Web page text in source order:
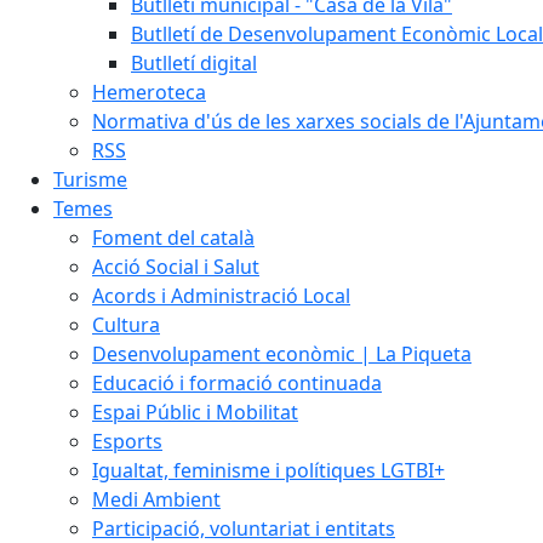
Butlletí de Desenvolupament Econòmic Local
Butlletí digital
Hemeroteca
Normativa d'ús de les xarxes socials de
RSS
Turisme
Temes
Foment del català
Acció Social i Salut
Acords i Administració Local
Cultura
Desenvolupament econòmic | La Piqueta
Educació i formació continuada
Espai Públic i Mobilitat
Esports
Igualtat, feminisme i polítiques LGTBI+
Medi Ambient
Participació, voluntariat i entitats